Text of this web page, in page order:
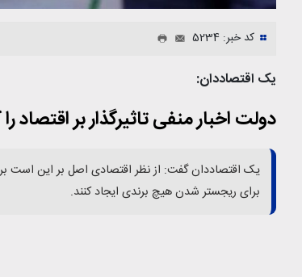
کد خبر: 5234
یک اقتصاددان:
دولت اخبار منفی تاثیرگذار بر اقتصاد
یک اقتصاددان گفت: از نظر اقتصادی اصل بر این است
برای ریجستر شدن هیچ برندی ایجاد کنند.